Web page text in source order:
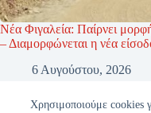
Χρησιμοποιούμε cookies
Νέα Φιγαλεία: Παίρνει
– Διαμορφώνεται η νέα
6 Αυγούστου, 2026